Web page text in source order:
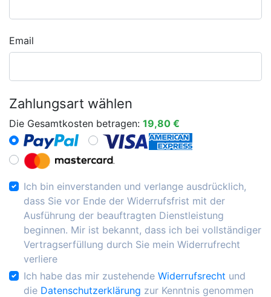
Email
Zahlungsart wählen
Die Gesamtkosten betragen: 19,80 €
Ich bin einverstanden und verlange ausdrücklich,
dass Sie vor Ende der Widerrufsfrist mit der
Ausführung der beauftragten Dienstleistung
beginnen. Mir ist bekannt, dass ich bei vollständiger
Vertragserfüllung durch Sie mein Widerrufrecht
verliere
Ich habe das mir zustehende Widerrufsrecht und
die Datenschutzerklärung zur Kenntnis genommen